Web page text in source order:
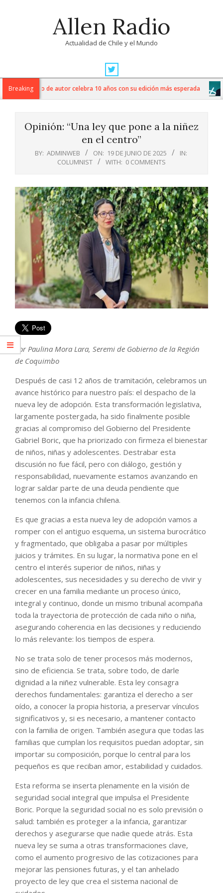
Allen Radio
Actualidad de Chile y el Mundo
Navigation
MenuBreaking
del vino de autor celebra 10 años con su edición más esperada
Opinión: “Una ley que pone a la niñez
en el centro”
BY: ADMINWEB ON: 19 DE JUNIO DE 2025
IN:
COLUMNIST
WITH: 0 COMMENTS
Por Paulina Mora Lara, Seremi de Gobierno de la Región
de Coquimbo
Después de casi 12 años de tramitación, celebramos un
avance histórico para nuestro país: el despacho de la
nueva ley de adopción. Esta transformación legislativa,
largamente postergada, ha sido finalmente posible
gracias al compromiso del Gobierno del Presidente
Gabriel Boric, que ha priorizado con firmeza el bienestar
de niños, niñas y adolescentes. Destrabar esta
discusión no fue fácil, pero con diálogo, gestión y
responsabilidad, nuevamente estamos avanzando en
lograr saldar parte de una deuda pendiente que
tenemos con la infancia chilena.
Es que gracias a esta nueva ley de adopción vamos a
romper con el antiguo esquema, un sistema burocrático
y fragmentado, que obligaba a pasar por múltiples
juicios y trámites. En su lugar, la normativa pone en el
centro el interés superior de niños, niñas y
adolescentes, sus necesidades y su derecho de vivir y
crecer en una familia mediante un proceso único,
integral y continuo, donde un mismo tribunal acompaña
toda la trayectoria de protección de cada niño o niña,
asegurando coherencia en las decisiones y reduciendo
lo más relevante: los tiempos de espera.
No se trata solo de tener procesos más modernos,
sino de eficiencia. Se trata, sobre todo, de darle
dignidad a la niñez vulnerable. Esta ley consagra
derechos fundamentales: garantiza el derecho a ser
oído, a conocer la propia historia, a preservar vínculos
significativos y, si es necesario, a mantener contacto
con la familia de origen. También asegura que todas las
familias que cumplan los requisitos puedan adoptar, sin
importar su composición, porque lo central para los
pequeños es que reciban amor, estabilidad y cuidados.
Esta reforma se inserta plenamente en la visión de
seguridad social integral que impulsa el Presidente
Boric. Porque la seguridad social no es solo previsión o
salud: también es proteger a la infancia, garantizar
derechos y asegurarse que nadie quede atrás. Esta
nueva ley se suma a otras transformaciones clave,
como el aumento progresivo de las cotizaciones para
mejorar las pensiones futuras, y el tan anhelado
proyecto de ley que crea el sistema nacional de